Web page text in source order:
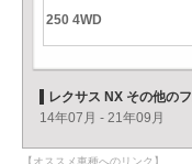
250 4WD
レクサス NX その他の
14年07月 - 21年09月
【オススメ車種へのリンク】